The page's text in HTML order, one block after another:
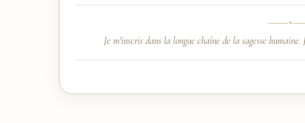
✦
Je m'inscris dans la longue chaîne de la sagesse